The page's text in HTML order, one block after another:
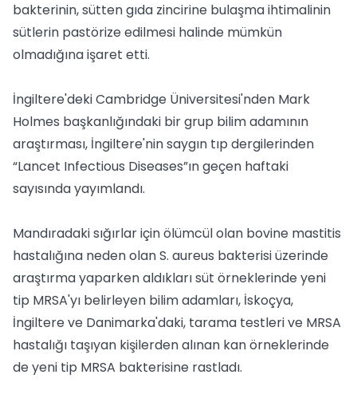
bakterinin, sütten gıda zincirine bulaşma ihtimalinin
sütlerin pastörize edilmesi halinde mümkün
olmadığına işaret etti.
İngiltere'deki Cambridge Üniversitesi'nden Mark
Holmes başkanlığındaki bir grup bilim adamının
araştırması, İngiltere'nin saygın tıp dergilerinden
“Lancet Infectious Diseases”ın geçen haftaki
sayısında yayımlandı.
Mandıradaki sığırlar için ölümcül olan bovine mastitis
hastalığına neden olan S. aureus bakterisi üzerinde
araştırma yaparken aldıkları süt örneklerinde yeni
tip MRSA'yı belirleyen bilim adamları, İskoçya,
İngiltere ve Danimarka'daki, tarama testleri ve MRSA
hastalığı taşıyan kişilerden alınan kan örneklerinde
de yeni tip MRSA bakterisine rastladı.